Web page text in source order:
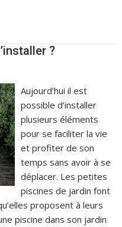
?
Aujourd’hui il est
possible d’installer
plusieurs éléments
pour se faciliter la vie
et profiter de son
temps sans avoir à se
déplacer. Les petites
piscines de jardin font
proposent à leurs
piscine dans son jardin